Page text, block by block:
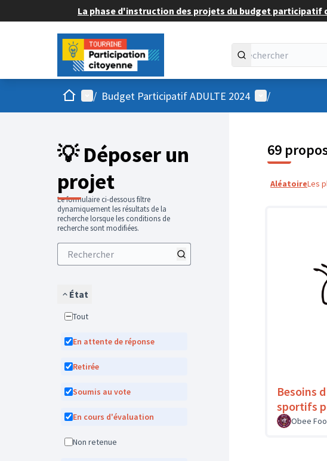
La phase d'instruction des projets du budget participatif
AccueilMenu principal
/ Budget Participatif ADULTE 2024 Menu utilisateur
/
💡 Déposer un
projet
Le formulaire ci-dessous filtre
dynamiquement les résultats de la
recherche lorsque les conditions de
recherche sont modifiées.
État
Tout
En attente de réponse
Retirée
Soumis au vote
En cours d'évaluation
Non retenue
69
AléatoireLes
Besoins
sportifs
Obee